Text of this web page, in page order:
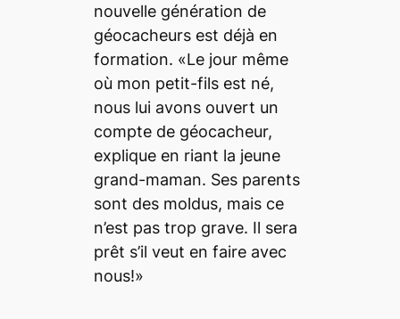
nouvelle génération de
géocacheurs est déjà en
formation. «Le jour même
où mon petit-fils est né,
nous lui avons ouvert un
compte de géocacheur,
explique en riant la jeune
grand-maman. Ses parents
sont des moldus, mais ce
n’est pas trop grave. Il sera
prêt s’il veut en faire avec
nous!»